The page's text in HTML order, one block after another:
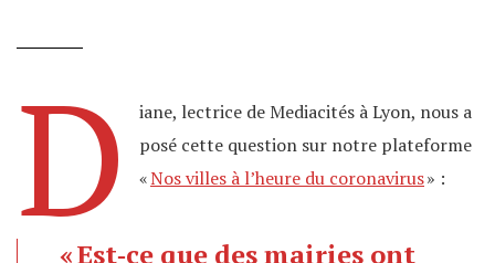
D
iane, lectrice de Mediacités à Lyon, nous a
posé cette question sur notre plateforme
«Nos villes à l’heure du coronavirus» :
« Est‐ce que des mairies ont